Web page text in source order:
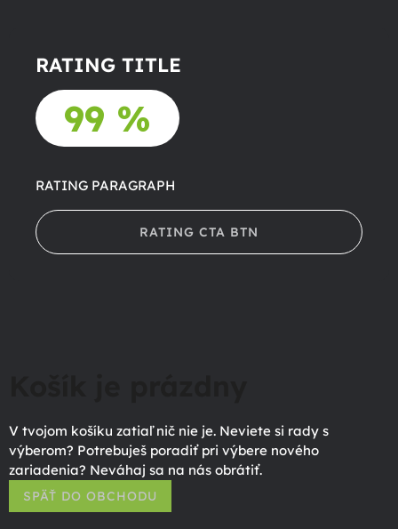
RATING TITLE
99 %
RATING PARAGRAPH
RATING CTA BTN
V tvojom košíku zatiaľ nič nie je. Neviete si rady s
výberom? Potrebuješ poradiť pri výbere nového
zariadenia? Neváhaj sa na nás obrátiť.
SPÄŤ DO OBCHODU